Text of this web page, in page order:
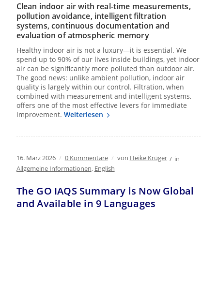
Clean indoor air with real-time measurements,
pollution avoidance, intelligent filtration
systems, continuous documentation and
evaluation of atmospheric memory
Healthy indoor air is not a luxury—it is essential. We
spend up to 90% of our lives inside buildings, yet indoor
air can be significantly more polluted than outdoor air.
The good news: unlike ambient pollution, indoor air
quality is largely within our control. Filtration, when
combined with measurement and intelligent systems,
offers one of the most effective levers for immediate
improvement. Weiterlesen
16. März 2026 / 0 Kommentare / von Heike Krüger / in
Allgemeine Informationen, English
The GO IAQS Summary is Now Global
and Available in 9 Languages